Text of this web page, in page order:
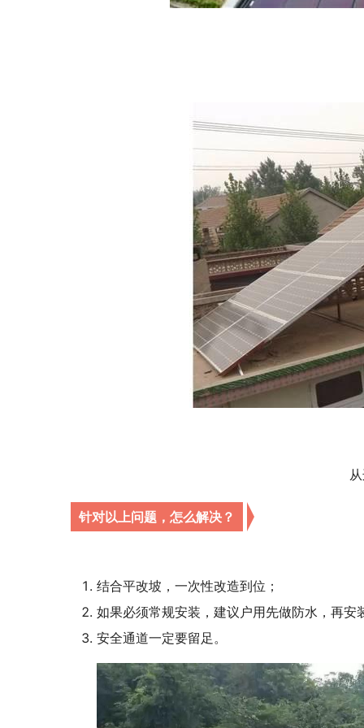
针对以上问题， 怎么解决？
结合平改坡，一次性改造到位；
如果必须常规安装，建议户用先做防水，再安
安全通道一定要留足。